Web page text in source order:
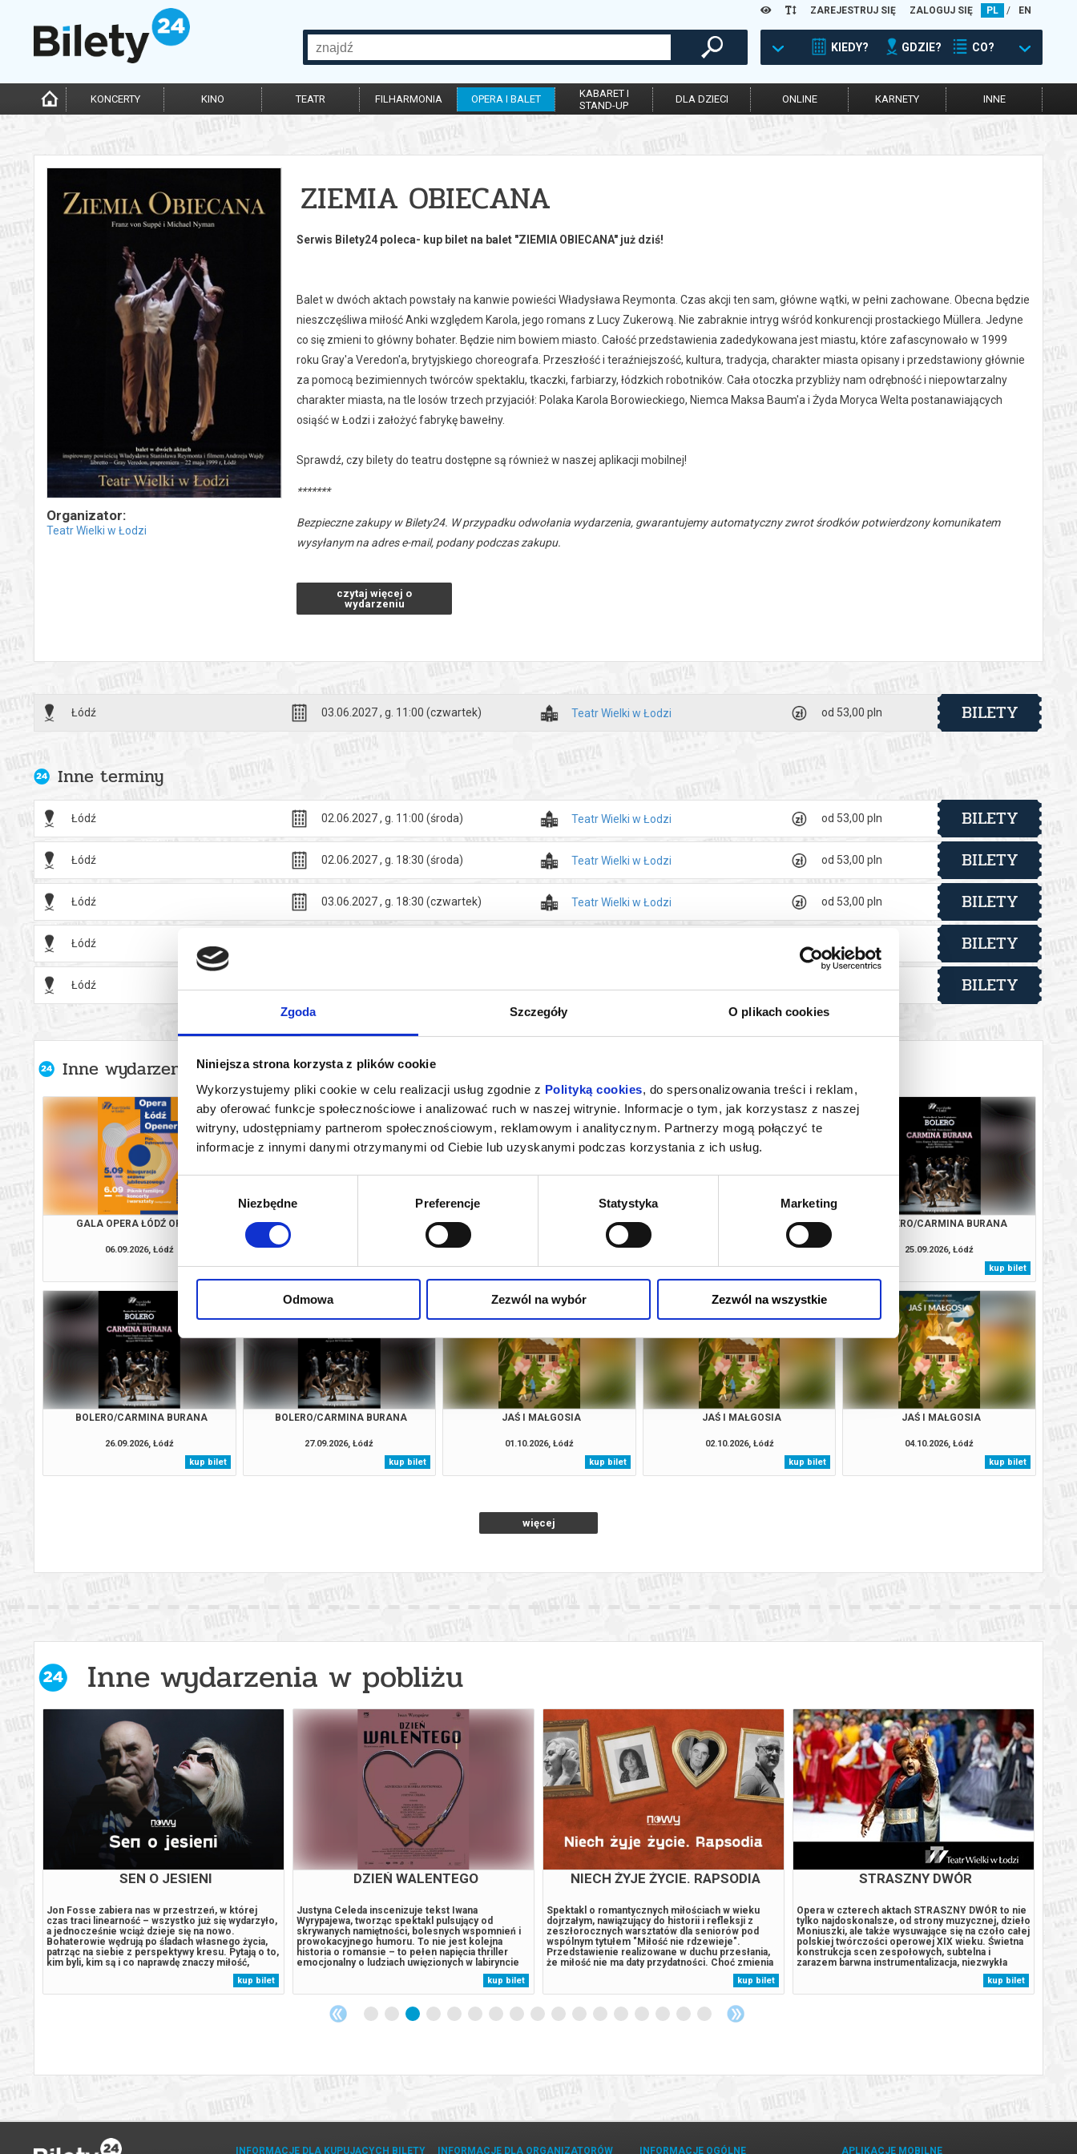
Zgoda Szczegóły O plikach cookies
Niniejsza strona korzysta z plików cookie
Wykorzystujemy pliki cookie w celu realizacji usług zgodnie z Polityką cookies, do spersonalizowania treści i reklam,
aby oferować funkcje społecznościowe i analizować ruch w naszej witrynie. Informacje o tym, jak korzystasz z naszej
witryny, udostępniamy partnerom społecznościowym, reklamowym i analitycznym. Partnerzy mogą połączyć te
informacje z innymi danymi otrzymanymi od Ciebie lub uzyskanymi podczas korzystania z ich usług.
Wybór
zgody
Niezbędne Preferencje Statystyka Marketing
Odmowa Zezwól na wybór Zezwól na wszystkie
ZAREJESTRUJ SIĘ ZALOGUJ SIĘ PL / EN
KIEDY? GDZIE? CO?
KONCERTY KINO TEATR FILHARMONIA OPERA I BALET
KABARET I
STAND-UP
DLA DZIECI ONLINE KARNETY INNE
Organizator:
Teatr Wielki w Łodzi
ZIEMIA OBIECANA
Serwis Bilety24 poleca- kup bilet na balet "ZIEMIA OBIECANA" już dziś!
Balet w dwóch aktach powstały na kanwie powieści Władysława Reymonta. Czas akcji ten sam, główne wątki, w pełni zachowane. Obecna będzie
nieszczęśliwa miłość Anki względem Karola, jego romans z Lucy Zukerową. Nie zabraknie intryg wśród konkurencji prostackiego Müllera. Jedyne
co się zmieni to główny bohater. Będzie nim bowiem miasto. Całość przedstawienia zadedykowana jest miastu, które zafascynowało w 1999
roku Gray'a Veredon'a, brytyjskiego choreografa. Przeszłość i teraźniejszość, kultura, tradycja, charakter miasta opisany i przedstawiony głównie
za pomocą bezimiennych twórców spektaklu, tkaczki, farbiarzy, łódzkich robotników. Cała otoczka przybliży nam odrębność i niepowtarzalny
charakter miasta, na tle losów trzech przyjaciół: Polaka Karola Borowieckiego, Niemca Maksa Baum'a i Żyda Moryca Welta postanawiających
osiąść w Łodzi i założyć fabrykę bawełny.
Sprawdź, czy bilety do teatru dostępne są również w naszej aplikacji mobilnej!
*******
Bezpieczne zakupy w Bilety24. W przypadku odwołania wydarzenia, gwarantujemy automatyczny zwrot środków potwierdzony komunikatem
wysyłanym na adres e-mail, podany podczas zakupu.
czytaj więcej o
wydarzeniu
Łódź 03.06.2027 , g. 11:00 (czwartek) Teatr Wielki w Łodzi od 53,00 pln BILETY
Inne terminy
Łódź 02.06.2027 , g. 11:00 (środa) Teatr Wielki w Łodzi od 53,00 pln BILETY
Łódź 02.06.2027 , g. 18:30 (środa) Teatr Wielki w Łodzi od 53,00 pln BILETY
Łódź 03.06.2027 , g. 18:30 (czwartek) Teatr Wielki w Łodzi od 53,00 pln BILETY
Łódź od 53,00 pln BILETY
Łódź BILETY
Inne wydarzenia organizatora
GALA OPERA ŁÓDŹ OPENER
06.09.2026, Łódź
kup bilet
kup bilet
kup bilet
kup bilet
BOLERO/CARMINA BURANA
25.09.2026, Łódź
kup bilet
BOLERO/CARMINA BURANA
26.09.2026, Łódź
kup bilet
BOLERO/CARMINA BURANA
27.09.2026, Łódź
kup bilet
JAŚ I MAŁGOSIA
01.10.2026, Łódź
kup bilet
JAŚ I MAŁGOSIA
02.10.2026, Łódź
kup bilet
JAŚ I MAŁGOSIA
04.10.2026, Łódź
kup bilet
więcej
Inne wydarzenia w pobliżu
SEN O JESIENI
Jon Fosse zabiera nas w przestrzeń, w której
czas traci linearność – wszystko już się wydarzyło,
a jednocześnie wciąż dzieje się na nowo.
Bohaterowie wędrują po śladach własnego życia,
patrząc na siebie z perspektywy kresu. Pytają o to,
kim byli, kim są i co naprawdę znaczy miłość,
odpowiedzialność czy przemijanie. Ich rozmowy –
czasem zwyczajne, czasem niezręczne –
odsłaniają przypuszczenie, że to,...
kup bilet
DZIEŃ WALENTEGO
Justyna Celeda inscenizuje tekst Iwana
Wyrypajewa, tworząc spektakl pulsujący od
skrywanych namiętności, bolesnych wspomnień i
prowokacyjnego humoru. To nie jest kolejna
historia o romansie – to pełen napięcia thriller
emocjonalny o ludziach uwięzionych w labiryncie
własnych uczuć, gdzie każda decyzja z przeszłości
rzuca cień na teraźniejszość. To spektakl gęsty od
emocji, błyskotliwy i brutalnie szczery,...
kup bilet
NIECH ŻYJE ŻYCIE. RAPSODIA
Spektakl o romantycznych miłościach w wieku
dojrzałym, nawiązujący do historii i refleksji z
zeszłorocznych warsztatów dla seniorów pod
wspólnym tytułem "Miłość nie rdzewieje".
Przedstawienie realizowane w duchu przesłania,
że miłość nie ma daty przydatności. Choć zmienia
się z czasem, jak wszystko w życiu, dojrzewa i
przekształca, zawsze pozostaje ważna. Jak
wspomina się pierwsze uczucia sprzed
kup bilet
STRASZNY DWÓR
Opera w czterech aktach STRASZNY DWÓR to nie
tylko najdoskonalsze, od strony muzycznej, dzieło
Moniuszki, ale także wysuwające się na czoło całej
polskiej twórczości operowej XIX wieku. Świetna
konstrukcja scen zespołowych, subtelna i
zarazem barwna instrumentalizacja, niezwykła
inwencja melodyczna i urzekająca atmosfera
polskości to niepodważalne walory tego utworu.
Moniuszko ukończył swą piątą operę...
kup bilet
INFORMACJE DLA KUPUJĄCYCH BILETY INFORMACJE DLA ORGANIZATORÓW INFORMACJE OGÓLNE APLIKACJE MOBILNE